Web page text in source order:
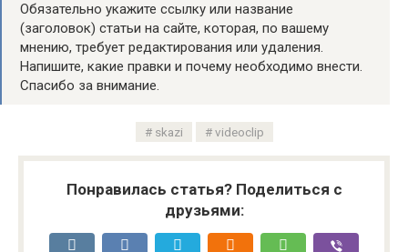
Обязательно укажите ссылку или название
(заголовок) статьи на сайте, которая, по вашему
мнению, требует редактирования или удаления.
Напишите, какие правки и почему необходимо внести.
Спасибо за внимание.
skazi videoclip
Понравилась статья? Поделиться с
друзьями: